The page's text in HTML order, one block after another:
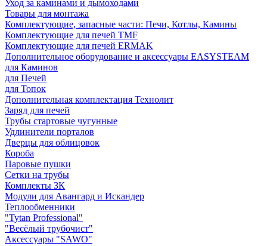
Уход за каминами и дымоходами
Товары для монтажа
Комплектующие, запасные части: Печи, Котлы, Камины
Комплектующие для печей TMF
Комплектующие для печей ERMAK
Дополнительное оборудование и аксессуары EASYSTEAM
для Каминов
для Печей
для Топок
Дополнительная комплектация Технолит
Заряд для печей
Трубы стартовые чугунные
Удлинители порталов
Дверцы для облицовок
Короба
Паровые пушки
Сетки на трубы
Комплекты ЗК
Модули для Авангард и Искандер
Теплообменники
"Tytan Professional"
"Весёлый трубочист"
Аксессуары "SAWO"